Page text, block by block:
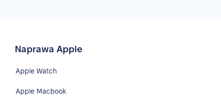
Naprawa Apple
Apple Watch
Apple Macbook